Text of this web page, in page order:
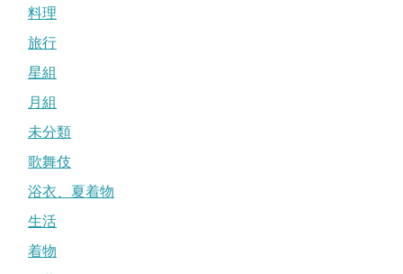
料理
旅行
星組
月組
未分類
歌舞伎
浴衣、夏着物
生活
着物